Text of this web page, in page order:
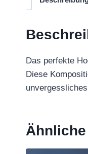
Das perfekte
Diese